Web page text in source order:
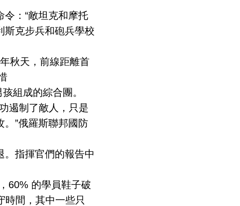
：“敵坦克和摩托
斯克步兵和砲兵學校
秋天，前線距離首
組成的綜合團。
遏制了敵人，只是
”俄羅斯聯邦國防
。指揮官們的報告中
60% 的學員鞋子破
時間，其中一些只